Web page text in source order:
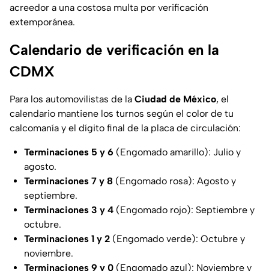
acreedor a una costosa multa por verificación
extemporánea.
Calendario de verificación en la
CDMX
Para los automovilistas de la Ciudad de México, el
calendario mantiene los turnos según el color de tu
calcomanía y el dígito final de la placa de circulación:
Terminaciones 5 y 6 (Engomado amarillo): Julio y
agosto.
Terminaciones 7 y 8 (Engomado rosa): Agosto y
septiembre.
Terminaciones 3 y 4 (Engomado rojo): Septiembre y
octubre.
Terminaciones 1 y 2 (Engomado verde): Octubre y
noviembre.
Terminaciones 9 y 0 (Engomado azul): Noviembre y